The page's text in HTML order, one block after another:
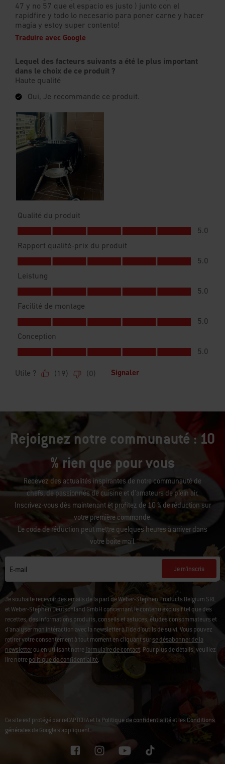
Rejoignez notre communauté : 10
% rien que pour vous
Recevez des actualités inspirantes de notre communauté de
chefs, de passionnés de cuisine et d’amateurs de plein air.
Inscrivez-vous dès maintenant et profitez de 10 % de réduction sur
votre première commande.
Le code de réduction peut mettre quelques heures à arriver dans
votre boîte mail.
E-mail Je m'inscris
Je souhaite recevoir des emails de la part de Weber-Stephen Products Belgium SRL
et Weber-Stephen Deutschland GmbH concernant le contenu exclusif tel que des
recettes, des informations produits, conseils et astuces, études consommateurs et
d'analyser mon intéraction avec la newsletter à l'ide d'outils de suivi. Vous pouvez
retirer votre consentement à tout moment en cliquant surse désabonner de la
newsletterou en utilisant notreformulaire de contact. Pour plus de détails, veuillez
lire notrepolitique de confidentialité.
Ce site est protégé par reCAPTCHA et la Politique de confidentialitéet les Conditions
générales de Google s’appliquent.